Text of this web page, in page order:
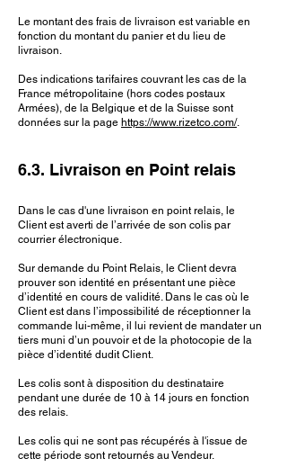
Le montant des frais de livraison est variable en
fonction du montant du panier et du lieu de
livraison.
Des indications tarifaires couvrant les cas de la
France métropolitaine (hors codes postaux
Armées), de la Belgique et de la Suisse sont
données sur la page https://www.rizetco.com/.
6.3. Livraison en Point relais
Dans le cas d'une livraison en point relais, le
Client est averti de l’arrivée de son colis par
courrier électronique.
Sur demande du Point Relais, le Client devra
prouver son identité en présentant une pièce
d’identité en cours de validité. Dans le cas où le
Client est dans l’impossibilité de réceptionner la
commande lui-même, il lui revient de mandater un
tiers muni d’un pouvoir et de la photocopie de la
pièce d’identité dudit Client.
Les colis sont à disposition du destinataire
pendant une durée de 10 à 14 jours en fonction
des relais.
Les colis qui ne sont pas récupérés à l'issue de
cette période sont retournés au Vendeur.